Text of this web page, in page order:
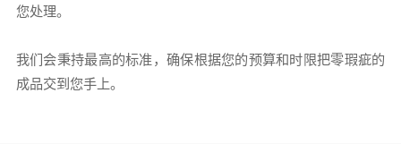
您处理。
我们会秉持最高的标准，确保根据您的预算和时限把零瑕疵的
成品交到您手上。